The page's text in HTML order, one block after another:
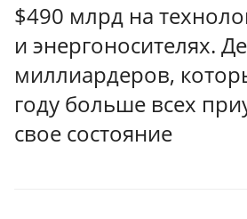
$490 млрд на
и энергоносителях.
миллиардеров,
году больше всех
свое состояние